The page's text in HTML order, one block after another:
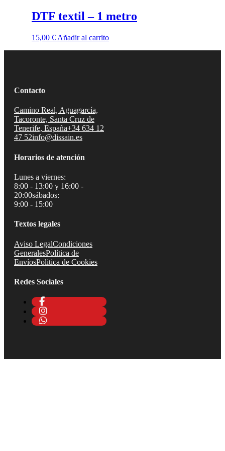
DTF textil – 1 metro
15,00 € Añadir al carrito
Contacto
Camino Real, Aguagarcía,
Tacoronte, Santa Cruz de
Tenerife, España+34 634 12
47 52info@dissain.es
Horarios de atención
Lunes a viernes:
8:00 - 13:00 y 16:00 -
20:00sábados:
9:00 - 15:00
Textos legales
Aviso LegalCondiciones
GeneralesPolítica de
EnvíosPolitica de Cookies
Redes Sociales